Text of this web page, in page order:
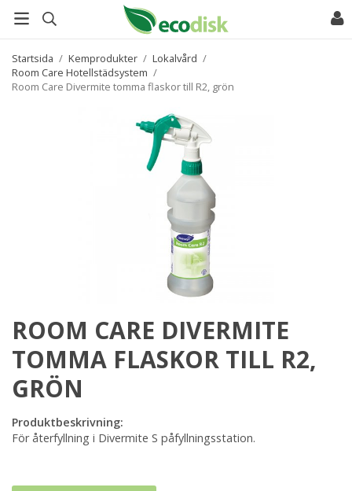
Startsida / Kemprodukter / Lokalvård /
Room Care Hotellstädsystem /
Room Care Divermite tomma flaskor till R2, grön
ROOM CARE DIVERMITE
TOMMA FLASKOR TILL R2,
GRÖN
Produktbeskrivning:
För återfyllning i Divermite S påfyllningsstation.